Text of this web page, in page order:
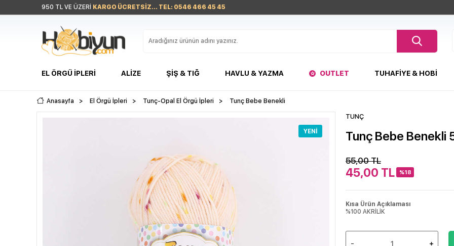
950 TL VE ÜZERİ KARGO ÜCRETSİZ... TEL: 0546 466 45 45
EL ÖRGÜ İPLERI ALIZE ŞIŞ & TIĞ HAVLU & YAZMA OUTLET TUHAFIYE & HOBI
Anasayfa > El Örgü İpleri > Tunç-Opal El Örgü İpleri > Tunç Bebe Benekli
YENI
TUNÇ
Tunç Bebe Benekli
55,00TL
45,00 TL %18
Kısa Ürün Açıklaması
%100 AKRİLİK